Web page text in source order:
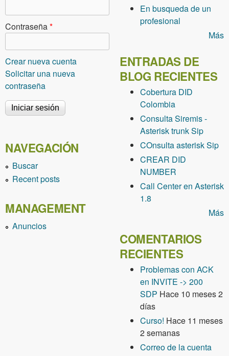
Contraseña*
Crear nueva cuenta
Solicitar una nueva
contraseña
NAVEGACIÓN
Buscar
Recent posts
MANAGEMENT
Anuncios
En busqueda de un
profesional
Más
ENTRADAS DE
BLOG RECIENTES
Cobertura DID
Colombia
Consulta Siremis -
Asterisk trunk Sip
COnsulta asterisk Sip
CREAR DID
NUMBER
Call Center en Asterisk
1.8
Más
COMENTARIOS
RECIENTES
Problemas con ACK
en INVITE -> 200
SDP Hace 10 meses 2
días
Curso! Hace 11 meses
2 semanas
Correo de la cuenta